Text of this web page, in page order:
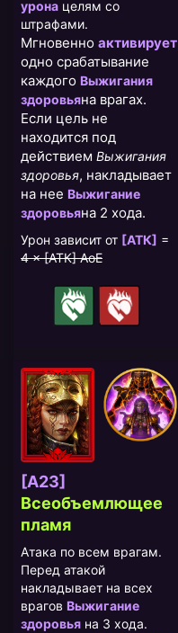
урона целям со
штрафами.
Мгновенно активирует
одно срабатывание
каждого Выжигания
здоровьяна врагах.
Если цель не
находится под
действием Выжигания
здоровья, накладывает
на нее Выжигание
здоровьяна 2 хода.
Урон зависит от [АТК] =
4 × [АТК] AoE
[A23]
Всеобъемлющее
пламя
Атака по всем врагам.
Перед атакой
накладывает на всех
врагов Выжигание
здоровья на 3 хода.